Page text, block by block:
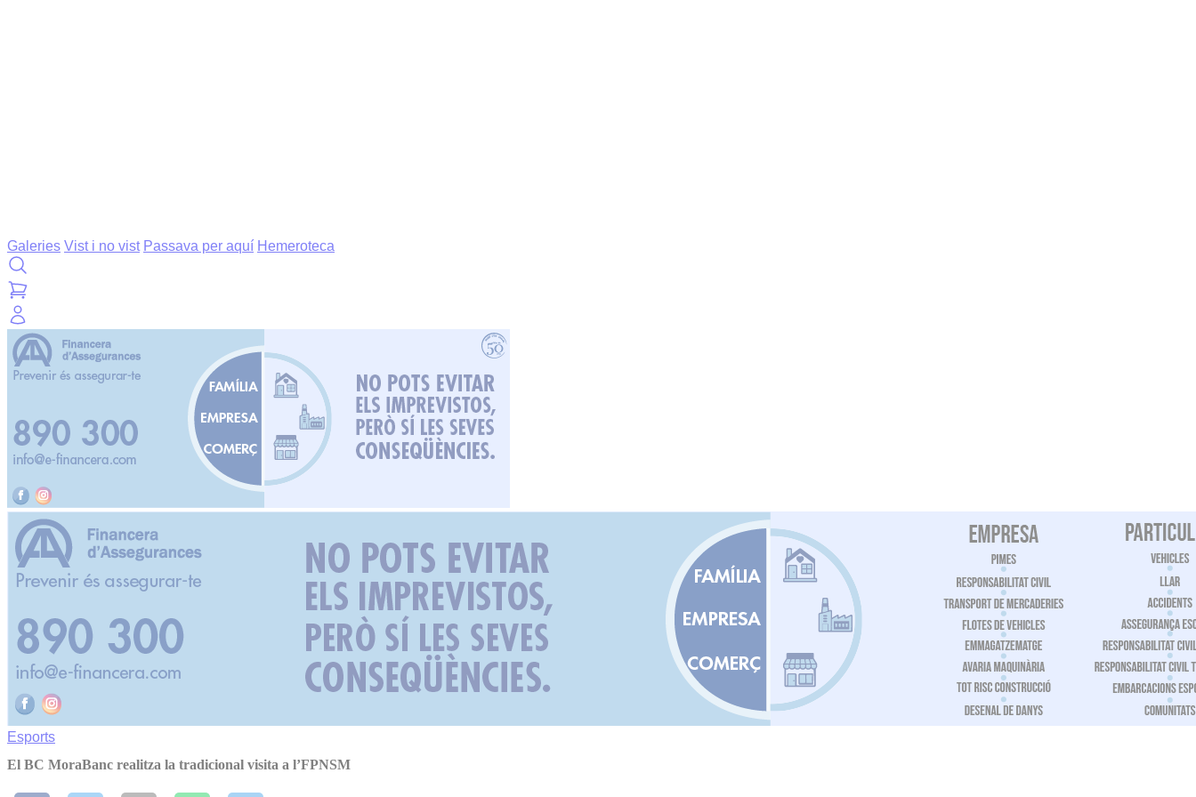
Galeries Vist i no vist Passava per aquí Hemeroteca
Esports
El BC MoraBanc realitza la tradicional visita a l’FPNSM